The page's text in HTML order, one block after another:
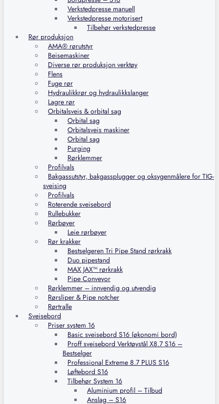
Verkstedpresse manuell
Verkstedpresse motorisert
Tilbehør verkstedpresse
Rør produksjon
AMA® rørutstyr
Beisemaskiner
Diverse rør produksjon verktøy
Flens
Fuge rør
Hydraulikkrør og hydraulikkslanger
Lagre rør
Orbitalsveis & orbital sag
Orbital sag
Orbitalsveis maskiner
Orbital sag
Purging
Rørklemmer
Profilvals
Bakgassutstyr, bakgassplugger og oksygenmålere for TIG-
sveising
Profilvals
Roterende sveisebord
Rullebukker
Rørbøyer
Leie rørbøyer
Rør krakker
Bestselgeren Tri Pipe Stand rørkrakk
Duo pipestand
MAX JAX™ rørkrakk
Pipe Conveyor
Rørklemmer – innvendig og utvendig
Rørsliper & Pipe notcher
Rørtralle
Sveisebord
Priser system 16
Basic sveisebord S16 (økonomi bord)
Proff sveisebord Verktøystål X8.7 S16 –
Bestselger
Professional Extreme 8.7 PLUS S16
Løftebord S16
Tilbehør System 16
Aluminium profil – Tilbud
Anslag – S16